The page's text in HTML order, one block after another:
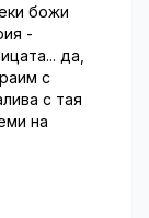
божи
-
да,
с
с тая
на